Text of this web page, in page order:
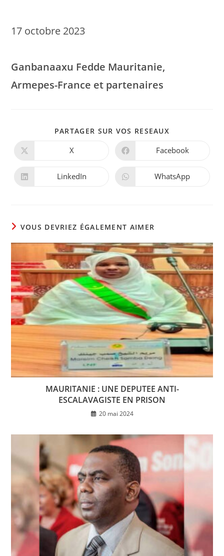
17 octobre 2023
Ganbanaaxu Fedde Mauritanie,
Armepes-France et partenaires
PARTAGER SUR VOS RESEAUX
Ouvrir
autre
fenêtre
X Ouvrir
autre
fenêtre
Facebook
Ouvrir
LinkedIn Ouvrir
WhatsApp
VOUS DEVRIEZ ÉGALEMENT AIMER
MAURITANIE : UNE DEPUTEE ANTI-
ESCALAVAGISTE EN PRISON
20 mai 2024